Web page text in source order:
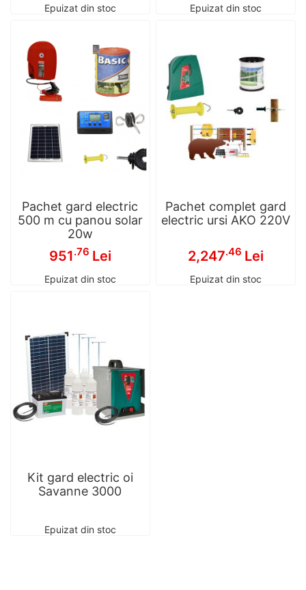
Epuizat din stoc Epuizat din stoc
Pachet gard electric
500 m cu panou solar
20w
951.76 Lei
Epuizat din stoc
Pachet complet gard
electric ursi AKO 220V
2,247.46 Lei
Epuizat din stoc
Kit gard electric oi
Savanne 3000
Epuizat din stoc